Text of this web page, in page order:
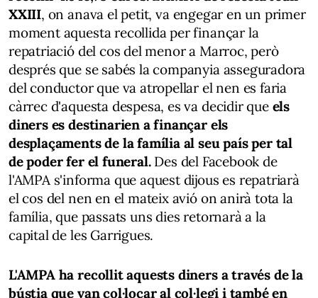
XXIII, on anava el petit, va engegar en un primer
moment aquesta recollida per finançar la
repatriació del cos del menor a Marroc, però
després que se sabés la companyia asseguradora
del conductor que va atropellar el nen es faria
càrrec d'aquesta despesa, es va decidir queels
diners es destinarien a finançar els
desplaçaments de la família al seu país per tal
de poder fer el funeral.Des del Facebook de
l'AMPA s'informa que aquest dijous es repatriarà
el cos del nen en el mateix avió on anirà tota la
família, que passats uns dies retornarà a la
capital de les Garrigues.
L'AMPA ha recollit aquests diners a través de la
bústia que van col·locar al col·legi i també en